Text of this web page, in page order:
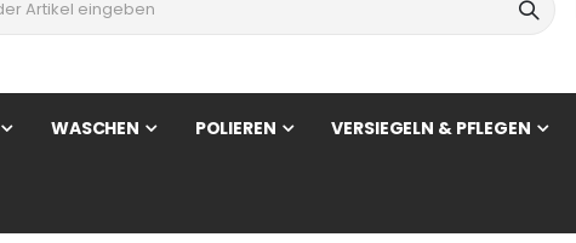
WASCHEN POLIEREN VERSIEGELN & PFLEGEN